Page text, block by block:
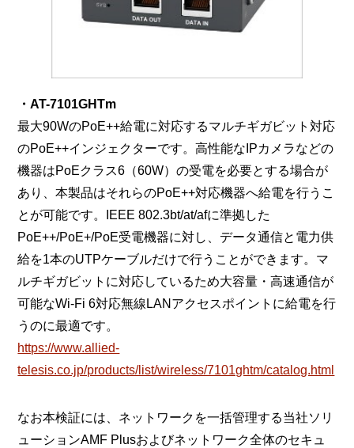
・AT-7101GHTm
最大90WのPoE++給電に対応するマルチギガビット対応
のPoE++インジェクターです。高性能なIPカメラなどの
機器はPoEクラス6（60W）の受電を必要とする場合が
あり、本製品はそれらのPoE++対応機器へ給電を行うこ
とが可能です。IEEE 802.3bt/at/afに準拠した
PoE++/PoE+/PoE受電機器に対し、データ通信と電力供
給を1本のUTPケーブルだけで行うことができます。マ
ルチギガビットに対応しているため大容量・高速通信が
可能なWi-Fi 6対応無線LANアクセスポイントに給電を行
うのに最適です。
https://www.allied-
telesis.co.jp/products/list/wireless/7101ghtm/catalog.html
なお本検証には、ネットワークを一括管理する当社ソリ
ューションAMF Plusおよびネットワーク全体のセキュ